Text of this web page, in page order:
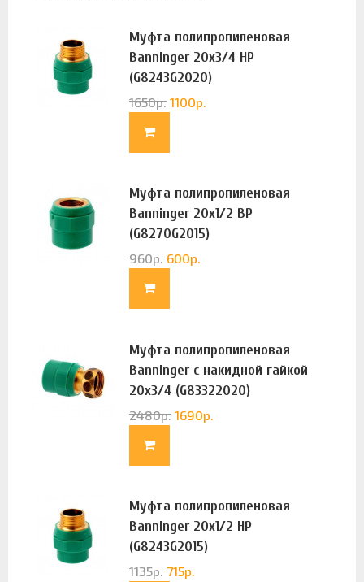
Муфта полипропиленовая
Banninger 20х3/4 НР
(G8243G2020)
1650р. 1100р.
Муфта полипропиленовая
Banninger 20х1/2 ВР
(G8270G2015)
960р. 600р.
Муфта полипропиленовая
Banninger с накидной гайкой
20х3/4 (G83322020)
2480р. 1690р.
Муфта полипропиленовая
Banninger 20х1/2 НР
(G8243G2015)
1135р. 715р.